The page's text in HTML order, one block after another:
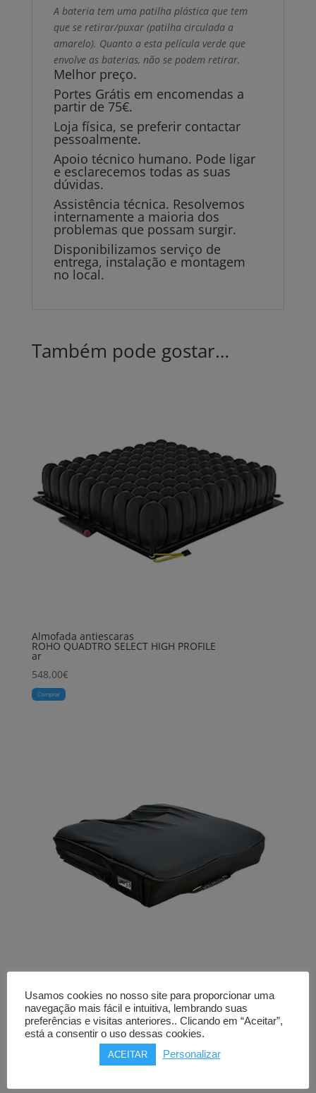
A bateria tem uma patilha plástica que tem
que se retirar/puxar (patilha circulada a
amarelo). Quanto a esta película verde que
envolve as baterias, não se podem retirar.
Melhor preço.
Portes Grátis em encomendas a
partir de 75€.
Loja física, se preferir contactar
pessoalmente.
Apoio técnico humano. Pode ligar
e esclarecemos todas as suas
dúvidas.
Assistência técnica. Resolvemos
internamente a maioria dos
problemas que possam surgir.
Disponibilizamos serviço de
entrega, instalação e montagem
no local.
Também pode gostar…
Almofada antiescaras
ROHO QUADTRO SELECT HIGH PROFILE
ar
548,00€
Comprar
Almofada antiescaras
JAY 3
vários modelos
637,00€
Usamos cookies no nosso site para proporcionar uma
navegação mais fácil e intuitiva, lembrando suas
preferências e visitas anteriores.. Clicando em “Aceitar”,
está a consentir o uso dessas cookies.
ACEITAR Personalizar